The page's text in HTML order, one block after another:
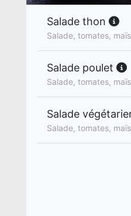
Salade thon
Salade, tomates,
Salade poulet
Salade, tomates,
Salade
Salade, tomates,